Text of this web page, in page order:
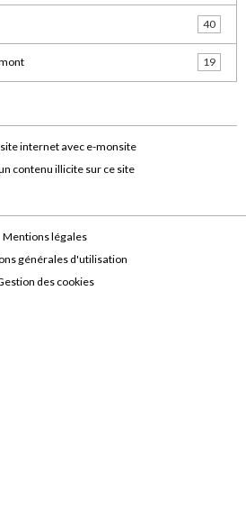
40
19
internet avec e-monsite
contenu illicite sur ce site
Mentions légales
générales d'utilisation
des cookies